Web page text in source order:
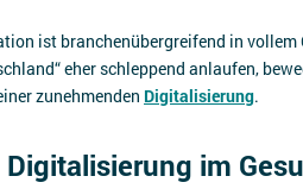
ist branchenübergreifend in vollem
eher schleppend anlaufen,
zunehmenden Digitalisierung.
im